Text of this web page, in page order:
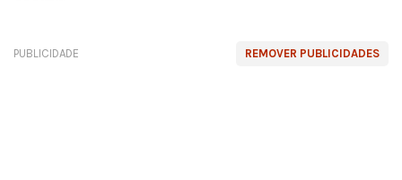
REMOVER PUBLICIDADES
PUBLICIDADE